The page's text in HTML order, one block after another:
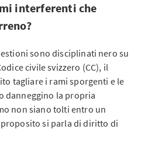
interferenti che
sono disciplinati nero su
civile svizzero (CC), il
tagliare i rami sporgenti e le
danneggino la propria
non siano tolti entro un
si parla di diritto di